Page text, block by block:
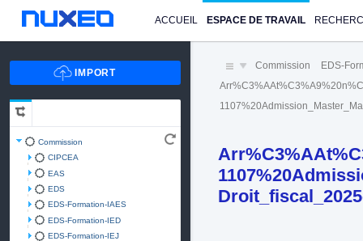
ACCUEIL ESPACE DE TRAVAIL
Commission
CIPCEA
EAS
EDS
EDS-Formation-IAES
EDS-Formation-IED
EDS-Formation-IEJ
Commission EDS-